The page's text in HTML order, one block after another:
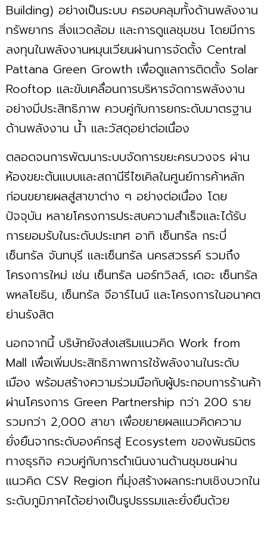
Building) อย่างเป็นระบบ ครอบคลุมทั้งด้านพลังงาน
ทรัพยากร สิ่งแวดล้อม และการดูแลชุมชน โดยมีการ
ลงทุนในพลังงานหมุนเวียนผ่านการจัดตั้ง Central
Pattana Green Growth เพื่อดูแลการติดตั้ง Solar
Rooftop และขับเคลื่อนการบริหารจัดการพลังงาน
อย่างมีประสิทธิภาพ ควบคู่กับการยกระดับมาตรฐาน
ด้านพลังงาน น้ำ และวัสดุอย่าต่อเนื่อง
ตลอดจนการพัฒนาระบบจัดการขยะครบวงจร ผ่าน
ห้องขยะต้นแบบและสถานีรีไซเคิลในศูนย์การค้าหลัก
ก่อนขยายผลสู่สาขาต่าง ๆ อย่างต่อเนื่อง โดย
ปัจจุบัน หลายโครงการประสบความสำเร็จและได้รับ
การยอมรับในระดับประเทศ อาทิ เซ็นทรัล กระบี่
เซ็นทรัล จันทบุรี และเซ็นทรัล นครสวรรค์ รวมถึง
โครงการใหม่ เช่น เซ็นทรัล นอร์ทวิลล์, เดอะ เซ็นทรัล
พหลโยธิน, เซ็นทรัล จีอาร์ไนน์ และโครงการในอนาคต
ย่านรังสิต
นอกจากนี้ บริษัทยังส่งเสริมแนวคิด Work from
Mall เพื่อเพิ่มประสิทธิภาพการใช้พลังงานในระดับ
เมือง พร้อมสร้างความร่วมมือกับผู้ประกอบการร้านค้า
ผ่านโครงการ Green Partnership กว่า 200 ราย
รวมกว่า 2,000 สาขา เพื่อขยายผลแนวคิดความ
ยั่งยืนจากระดับองค์กรสู่ Ecosystem ของพันธมิตร
ทางธุรกิจ ควบคู่กับการดำเนินงานด้านชุมชนผ่าน
แนวคิด CSV Region ที่มุ่งสร้างผลกระทบเชิงบวกใน
ระดับภูมิภาคได้อย่างเป็นรูปธรรมและยั่งยืนด้วย